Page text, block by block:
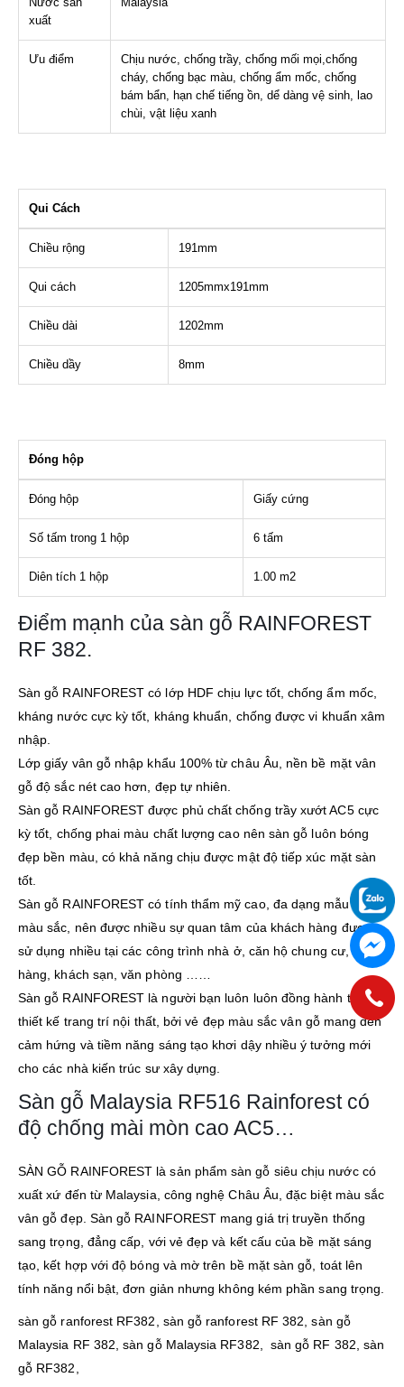
xuất
Ưu điểm
Chịu nước, chống trầy, chống mối mọi,chống
cháy, chống bạc màu, chống ẩm mốc, chống
bám bẩn, hạn chế tiếng ồn, dể dàng vệ sinh, lao
chùi, vật liệu xanh
Qui Cách
Chiều rộng 191mm
Qui cách 1205mmx191mm
Chiều dài 1202mm
Chiều dầy 8mm
Đóng hộp
Đóng hộp Giấy cứng
Số tấm trong 1 hộp 6 tấm
Diên tích 1 hộp 1.00 m2
Điểm mạnh của sàn gỗ RAINFOREST
RF 382.
Sàn gỗ RAINFOREST có lớp HDF chịu lực tốt, chống ẩm mốc,
kháng nước cực kỳ tốt, kháng khuẩn, chống được vi khuẩn xâm
nhập.
Lớp giấy vân gỗ nhập khẩu 100% từ châu Âu, nền bề mặt vân
gỗ độ sắc nét cao hơn, đẹp tự nhiên.
Sàn gỗ RAINFOREST được phủ chất chống trầy xướt AC5 cực
kỳ tốt, chống phai màu chất lượng cao nên sàn gỗ luôn bóng
đẹp bền màu, có khả năng chịu được mật độ tiếp xúc mặt sàn
tốt.
Sàn gỗ RAINFOREST có tính thẩm mỹ cao, đa dạng mẫu mã
màu sắc, nên được nhiều sự quan tâm của khách hàng được
sử dụng nhiều tại các công trình nhà ở, căn hộ chung cư, nhà
hàng, khách sạn, văn phòng ……
Sàn gỗ RAINFOREST là người bạn luôn luôn đồng hành trong
thiết kế trang trí nội thất, bởi vẻ đẹp màu sắc vân gỗ mang đến
cảm hứng và tiềm năng sáng tạo khơi dậy nhiều ý tưởng mới
cho các nhà kiến trúc sư xây dựng.
Sàn gỗ Malaysia RF516 Rainforest có
độ chống mài mòn cao AC5…
SÀN GỖ RAINFOREST là sản phẩm sàn gỗ siêu chịu nước có
xuất xứ đến từ Malaysia, công nghệ Châu Âu, đặc biệt màu sắc
vân gỗ đẹp. Sàn gỗ RAINFOREST mang giá trị truyền thống
sang trọng, đẳng cấp, với vẻ đẹp và kết cấu của bề mặt sáng
tạo, kết hợp với độ bóng và mờ trên bề mặt sàn gỗ, toát lên
tính năng nổi bật, đơn giản nhưng không kém phần sang trọng.
sàn gỗ ranforest RF382, sàn gỗ ranforest RF 382, sàn gỗ
Malaysia RF 382, sàn gỗ Malaysia RF382, sàn gỗ RF 382, sàn
gỗ RF382,